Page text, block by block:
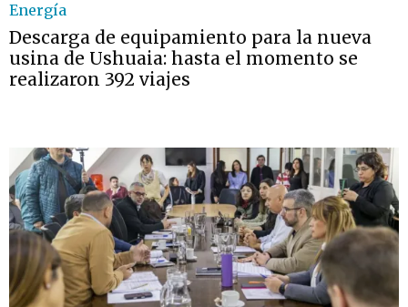
Energía
Descarga de equipamiento para la nueva
usina de Ushuaia: hasta el momento se
realizaron 392 viajes